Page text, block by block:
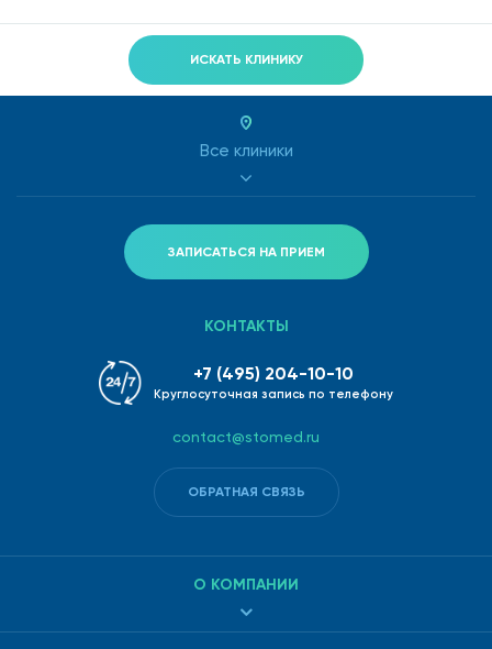
ИСКАТЬ КЛИНИКУ
Все клиники
ЗАПИСАТЬСЯ НА ПРИЕМ
О КОМПАНИИ
КОНТАКТЫ
+7 (495) 204-10-10
Круглосуточная запись по телефону
contact@stomed.ru
ОБРАТНАЯ СВЯЗЬ